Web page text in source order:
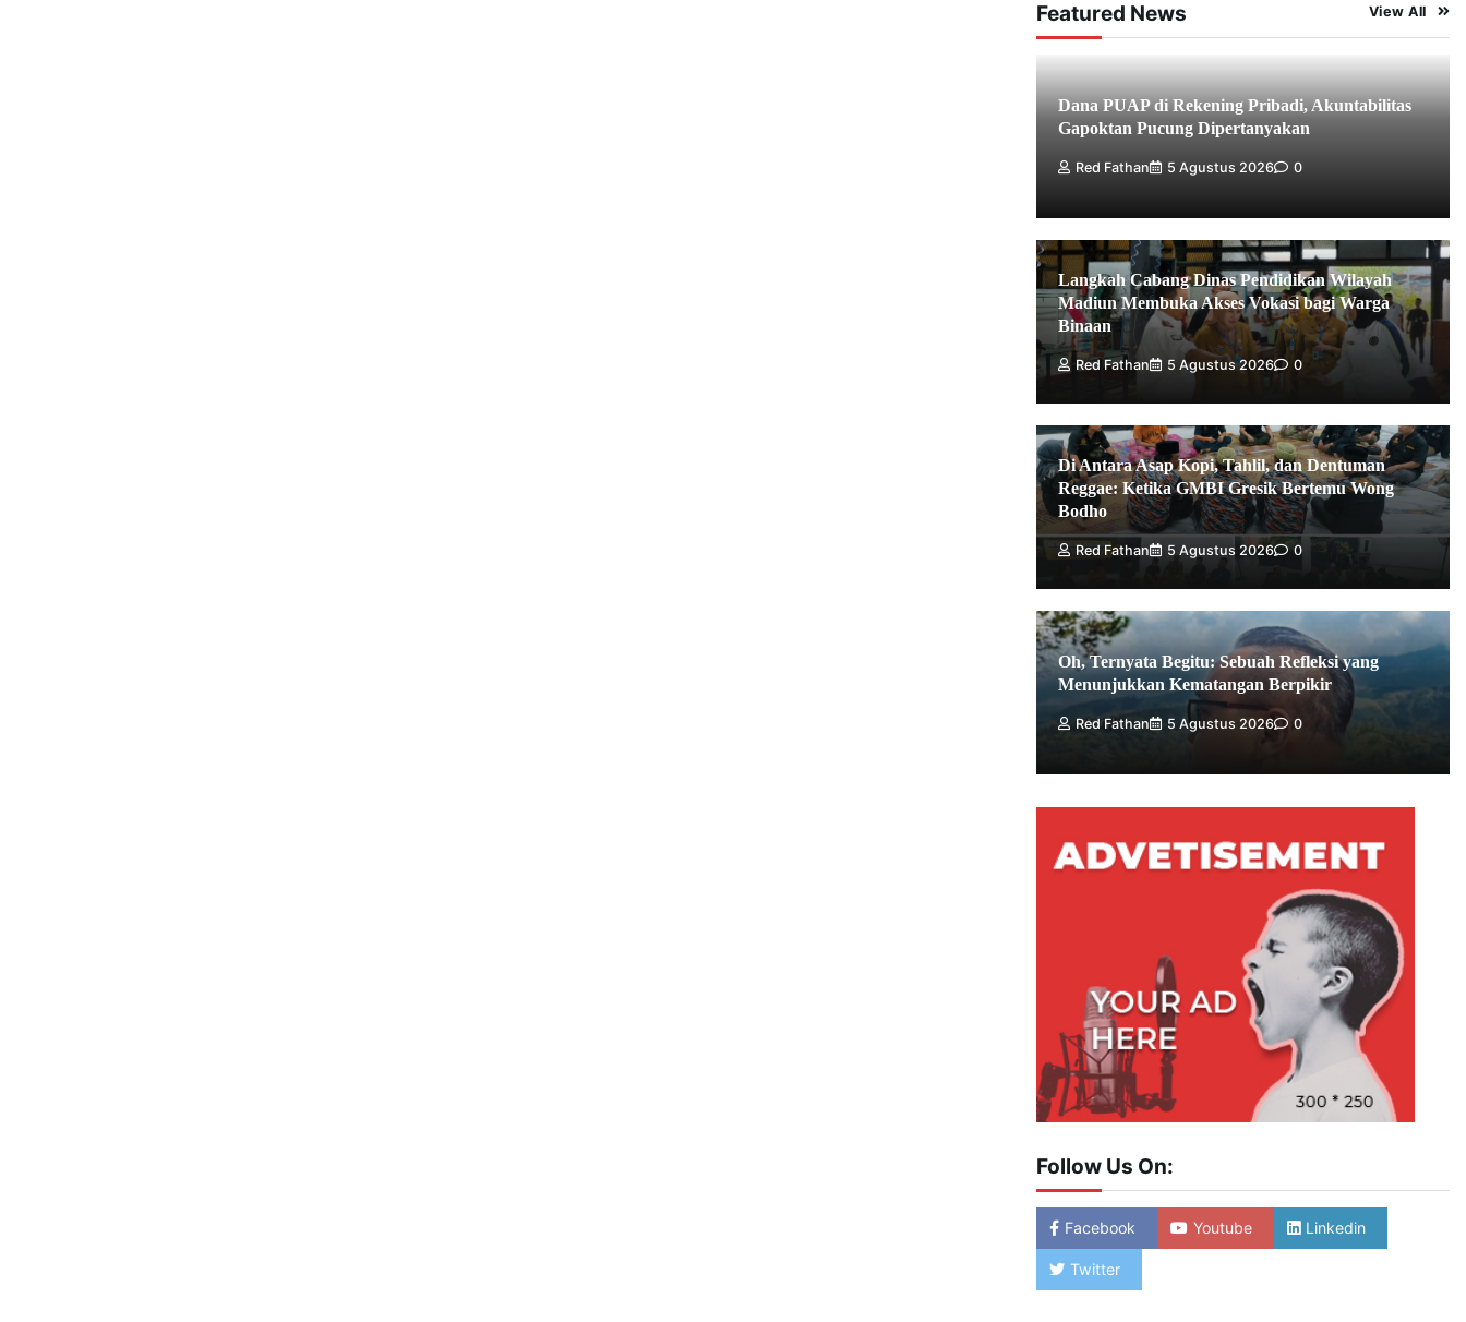
Featured News View All
Dana PUAP di Rekening Pribadi, Akuntabilitas
Gapoktan Pucung Dipertanyakan
Red Fathan 5 Agustus 2026 0
Langkah Cabang Dinas Pendidikan Wilayah
Madiun Membuka Akses Vokasi bagi Warga
Binaan
Red Fathan 5 Agustus 2026 0
Di Antara Asap Kopi, Tahlil, dan Dentuman
Reggae: Ketika GMBI Gresik Bertemu Wong
Bodho
Red Fathan 5 Agustus 2026 0
Oh, Ternyata Begitu: Sebuah Refleksi yang
Menunjukkan Kematangan Berpikir
Red Fathan 5 Agustus 2026 0
Follow Us On:
Facebook Youtube Linkedin
Twitter